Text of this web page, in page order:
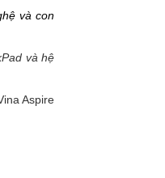
và con
và hệ
Aspire